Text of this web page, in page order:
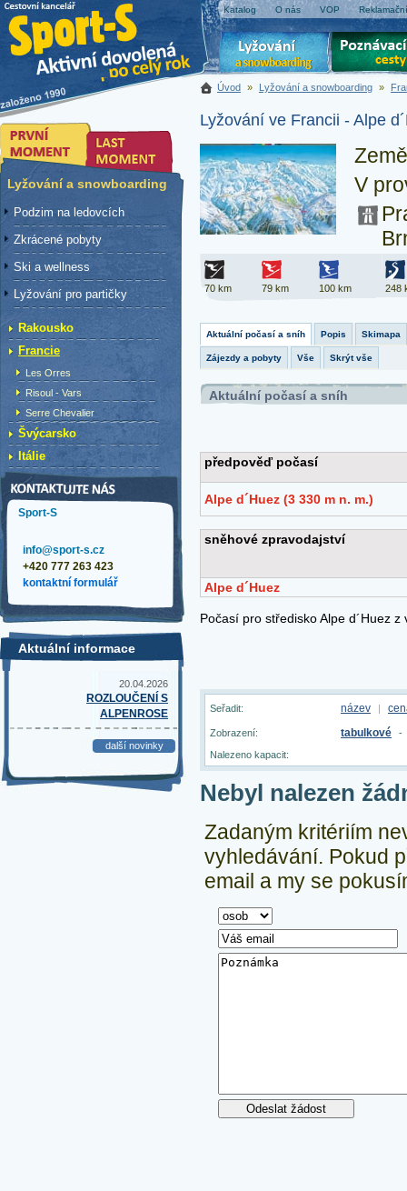
Katalog O nás VOP
Úvod » Lyžování a snowboarding »
Lyžování ve Francii - Alpe
V
70 km 79 km 100 km 248
Aktuální počasí a sníh Popis Skimapa
Zájezdy a pobyty Vše Skrýt vše
Aktuální počasí a sníh
Seřadit: název |
Zobrazení: tabulkové
-
Nalezeno kapacit:
Nebyl nalezen
Zadaným kritériím
vyhledávání. Pokud
email a my se
Lyžování a snowboarding
Podzim na ledovcích
Zkrácené pobyty
Ski a wellness
Lyžování pro partičky
Rakousko
Francie
Les Orres
Risoul - Vars
Serre Chevalier
Švýcarsko
Itálie
Sport-S
info@sport-s.cz
+420 777 263 423
kontaktní formulář
Aktuální informace
20.04.2026
ROZLOUČENÍ S
ALPENROSE
další novinky